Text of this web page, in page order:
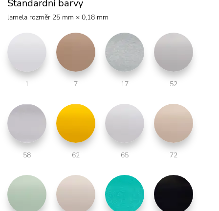
Standardní barvy
lamela rozměr 25 mm × 0,18 mm
1 7 17 52
58 62 65 72